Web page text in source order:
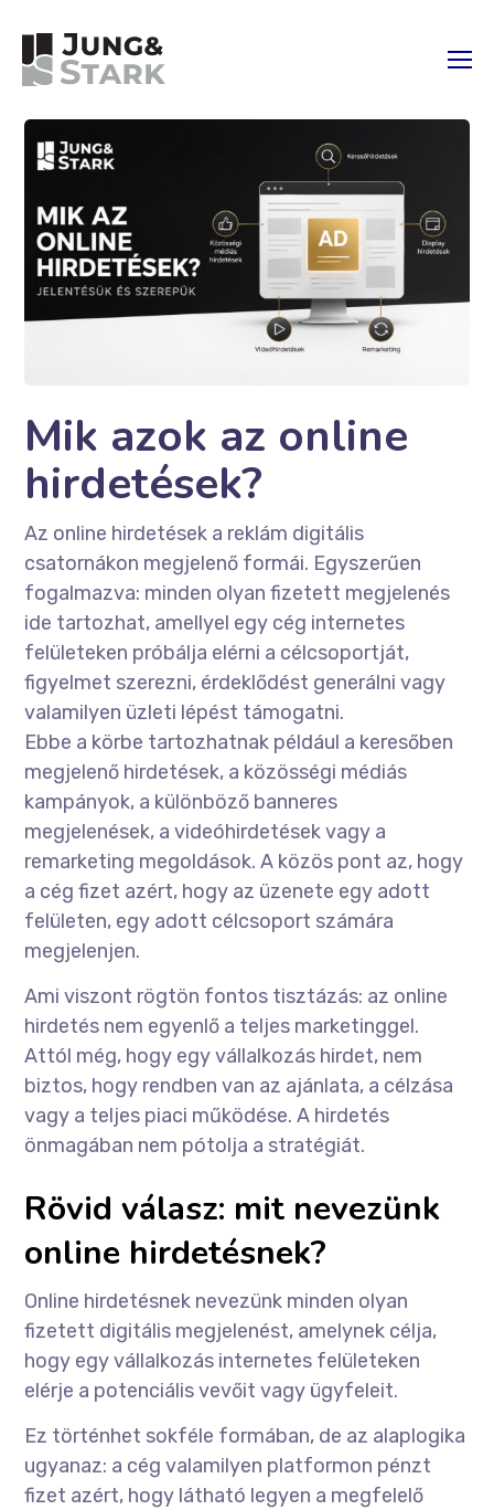
Mik azok az online
hirdetések?
Az online hirdetések a reklám digitális
csatornákon megjelenő formái. Egyszerűen
fogalmazva: minden olyan fizetett megjelenés
ide tartozhat, amellyel egy cég internetes
felületeken próbálja elérni a célcsoportját,
figyelmet szerezni, érdeklődést generálni vagy
valamilyen üzleti lépést támogatni.
Ebbe a körbe tartozhatnak például a keresőben
megjelenő hirdetések, a közösségi médiás
kampányok, a különböző banneres
megjelenések, a videóhirdetések vagy a
remarketing megoldások. A közös pont az, hogy
a cég fizet azért, hogy az üzenete egy adott
felületen, egy adott célcsoport számára
megjelenjen.
Ami viszont rögtön fontos tisztázás: az online
hirdetés nem egyenlő a teljes marketinggel.
Attól még, hogy egy vállalkozás hirdet, nem
biztos, hogy rendben van az ajánlata, a célzása
vagy a teljes piaci működése. A hirdetés
önmagában nem pótolja a stratégiát.
Rövid válasz: mit nevezünk
online hirdetésnek?
Online hirdetésnek nevezünk minden olyan
fizetett digitális megjelenést, amelynek célja,
hogy egy vállalkozás internetes felületeken
elérje a potenciális vevőit vagy ügyfeleit.
Ez történhet sokféle formában, de az alaplogika
ugyanaz: a cég valamilyen platformon pénzt
fizet azért, hogy látható legyen a megfelelő